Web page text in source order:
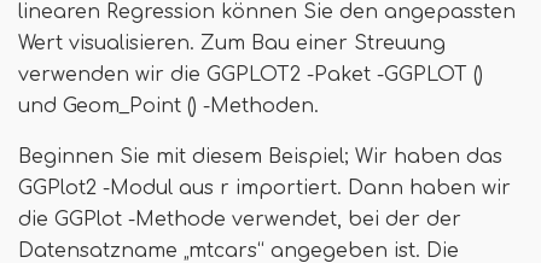
linearen Regression können Sie den angepassten
Wert visualisieren. Zum Bau einer Streuung
verwenden wir die GGPLOT2 -Paket -GGPLOT ()
und Geom_Point () -Methoden.
Beginnen Sie mit diesem Beispiel; Wir haben das
GGPlot2 -Modul aus r importiert. Dann haben wir
die GGPlot -Methode verwendet, bei der der
Datensatzname „mtcars“ angegeben ist. Die